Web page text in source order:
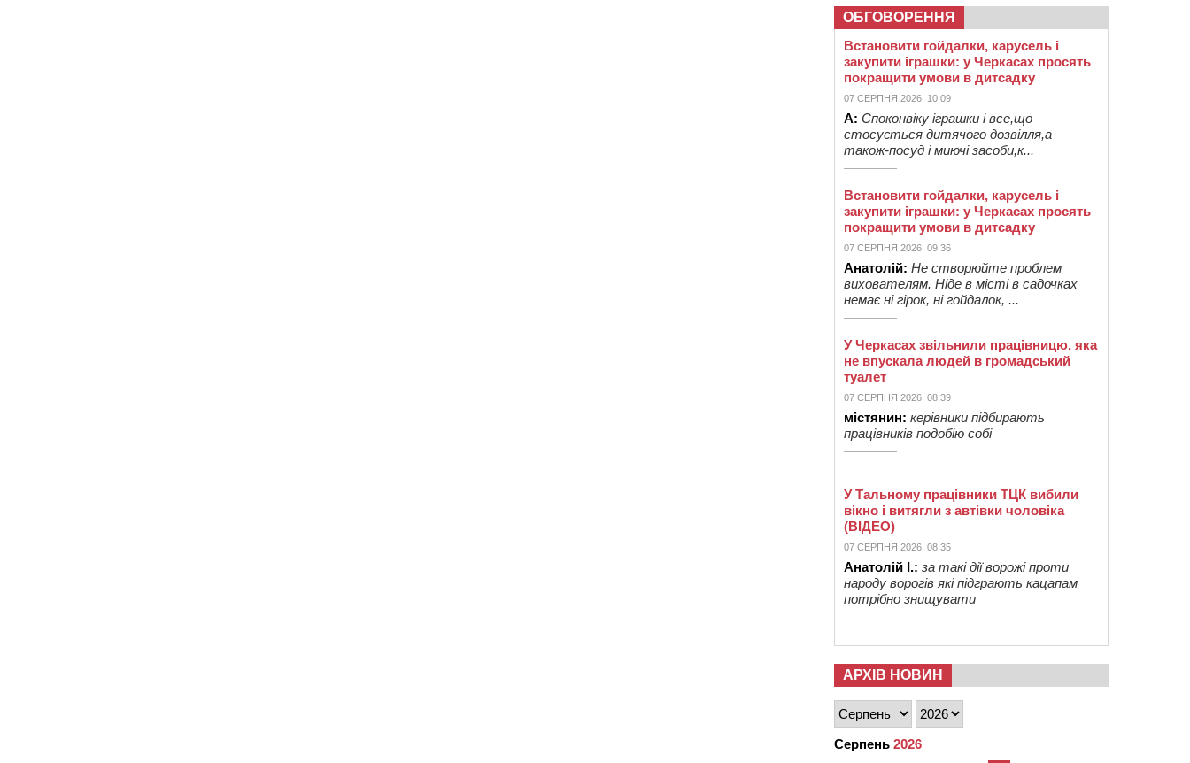
ОБГОВОРЕННЯ
Встановити гойдалки, карусель і
закупити іграшки: у Черкасах просять
покращити умови в дитсадку
07 СЕРПНЯ 2026, 10:09
А: Споконвіку іграшки і все,що
стосується дитячого дозвілля,а
також-посуд і миючі засоби,к...
Встановити гойдалки, карусель і
закупити іграшки: у Черкасах просять
покращити умови в дитсадку
07 СЕРПНЯ 2026, 09:36
Анатолій: Не створюйте проблем
вихователям. Ніде в місті в садочках
немає ні гірок, ні гойдалок, ...
У Черкасах звільнили працівницю, яка
не впускала людей в громадський
туалет
07 СЕРПНЯ 2026, 08:39
містянин: керівники підбирають
працівників подобію собі
У Тальному працівники ТЦК вибили
вікно і витягли з автівки чоловіка
(ВІДЕО)
07 СЕРПНЯ 2026, 08:35
Анатолій І.: за такі дії ворожі проти
народу ворогів які підграють кацапам
потрібно знищувати
АРХІВ НОВИН
Серпень 2026